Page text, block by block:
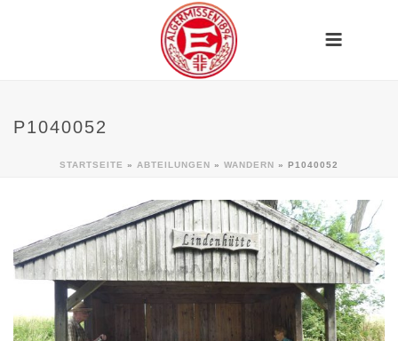
P1040052
STARTSEITE » ABTEILUNGEN » WANDERN » P1040052